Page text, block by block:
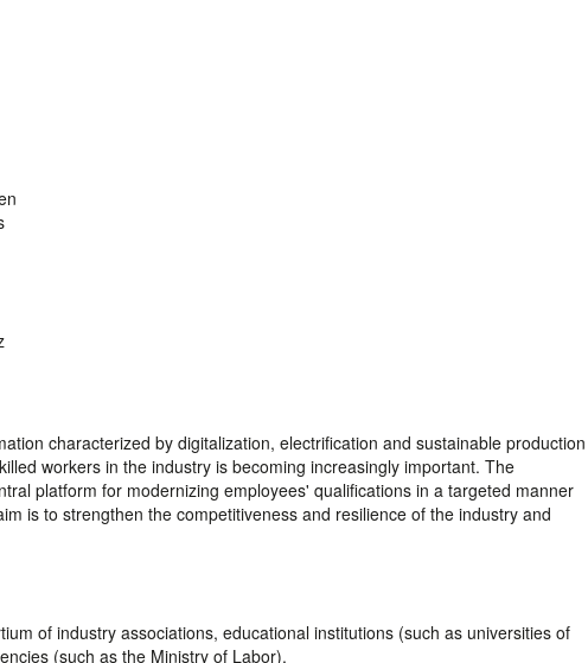
characterized by digitalization, electrification and sustainable production
workers in the industry is becoming increasingly important. The
platform for modernizing employees' qualifications in a targeted manner
is to strengthen the competitiveness and resilience of the industry and
of industry associations, educational institutions (such as universities of
(such as the Ministry of Labor).